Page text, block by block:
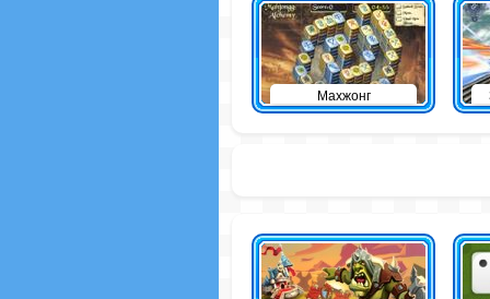
Махжонг